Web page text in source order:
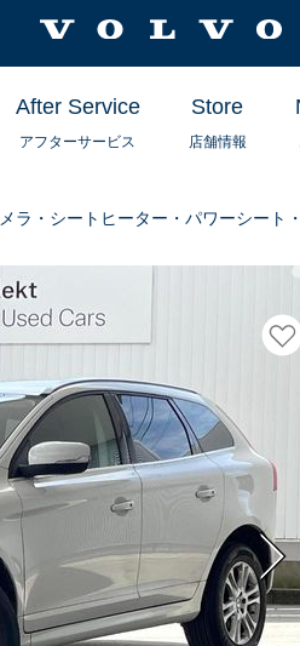
After Service
アフターサービス
Store
店舗情報
ラ・シートヒーター・パワーシー